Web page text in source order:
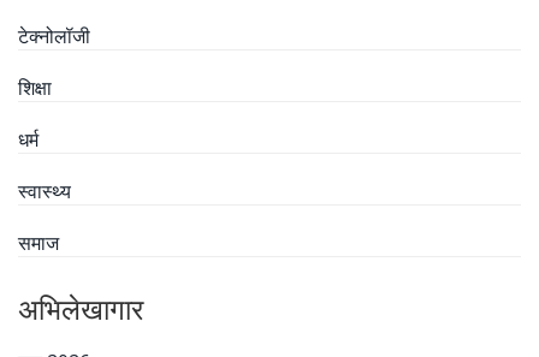
टेक्नोलॉजी
शिक्षा
धर्म
स्वास्थ्य
समाज
अभिलेखागार